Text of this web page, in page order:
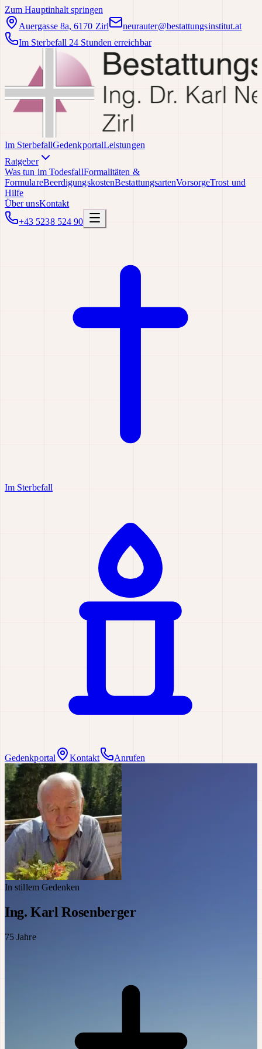
Zum Hauptinhalt springen
Auergasse 8a, 6170 Zirl
neurauter@bestattungsinstitut.at
Im Sterbefall 24 Stunden erreichbar
Im SterbefallGedenkportalLeistungen
Ratgeber
Was tun im TodesfallFormalitäten &
FormulareBeerdigungskostenBestattungsartenVorsorgeTrost und
Hilfe
Über unsKontakt
+43 5238 524 90
Im Sterbefall
Gedenkportal Kontakt Anrufen
In stillem Gedenken
Ing. Karl Rosenberger
75 Jahre